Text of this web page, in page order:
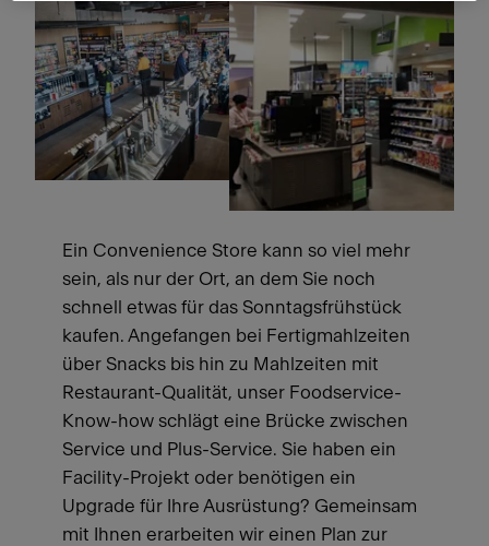
Ein Convenience Store kann so viel mehr
sein, als nur der Ort, an dem Sie noch
schnell etwas für das Sonntagsfrühstück
kaufen. Angefangen bei Fertigmahlzeiten
über Snacks bis hin zu Mahlzeiten mit
Restaurant-Qualität, unser Foodservice-
Know-how schlägt eine Brücke zwischen
Service und Plus-Service. Sie haben ein
Facility-Projekt oder benötigen ein
Upgrade für Ihre Ausrüstung? Gemeinsam
mit Ihnen erarbeiten wir einen Plan zur